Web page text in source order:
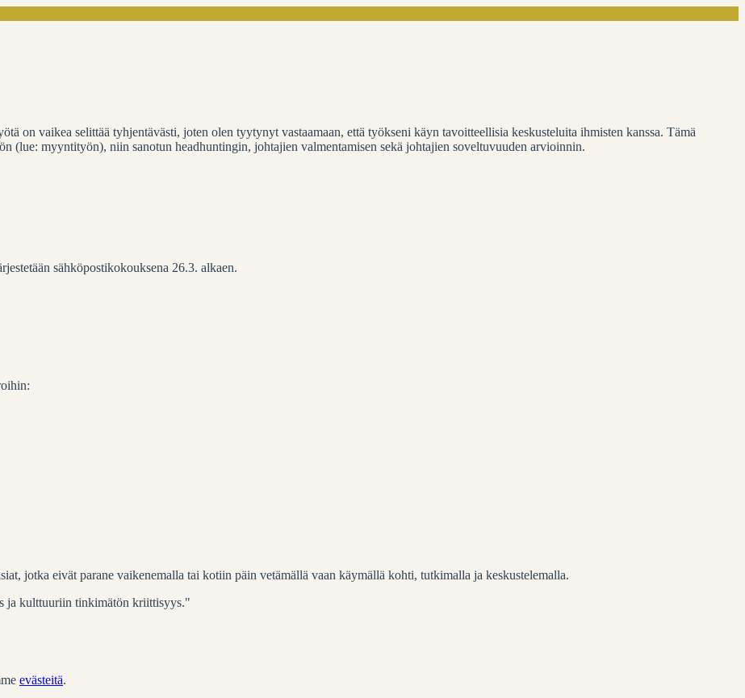
on vaikea selittää tyhjentävästi, joten olen tyytynyt vastaamaan, että työkseni käyn tavoitteellisia keskusteluita ihmisten kanssa. Tämä
(lue: myyntityön), niin sanotun headhuntingin, johtajien valmentamisen sekä johtajien soveltuvuuden arvioinnin.
sähköpostikokouksena 26.3. alkaen.
jotka eivät parane vaikenemalla tai kotiin päin vetämällä vaan käymällä kohti, tutkimalla ja keskustelemalla.
ja kulttuuriin tinkimätön kriittisyys."
evästeitä.